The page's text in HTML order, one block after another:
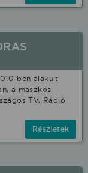
ben alakult
a maszkos
TV, Rádió
Részletek